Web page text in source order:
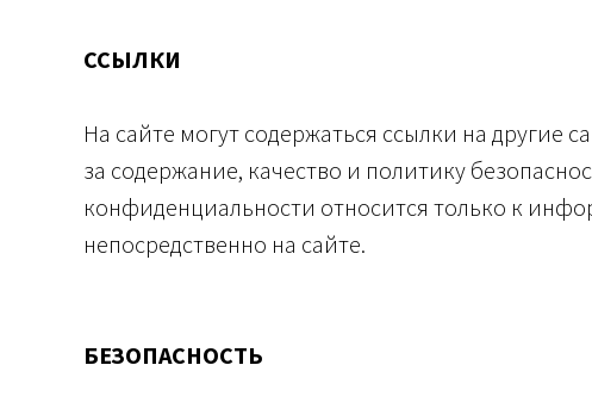
ССЫЛКИ
На сайте могут содержаться ссылки на другие
за содержание, качество и политику
конфиденциальности относится только к
непосредственно на сайте.
БЕЗОПАСНОСТЬ